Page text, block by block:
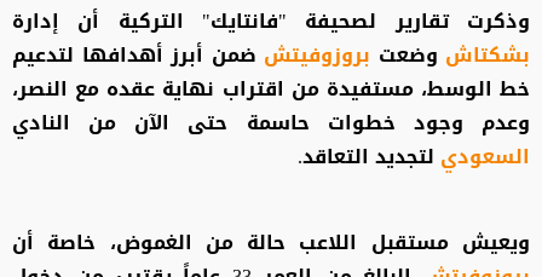
وذكرت تقارير لصحيفة "فانتايك" التركية أن إدارة
بشكتاش وضعت بروزوفيتش ضمن أبرز أهدافها لتدعيم
خط الوسط، مستفيدة من اقتراب نهاية عقده مع النصر،
وعدم وجود خطوات حاسمة حتى الآن من النادي
السعودي لتجديد التعاقد.
ويعيش مستقبل اللاعب حالة من الغموض، خاصة أن